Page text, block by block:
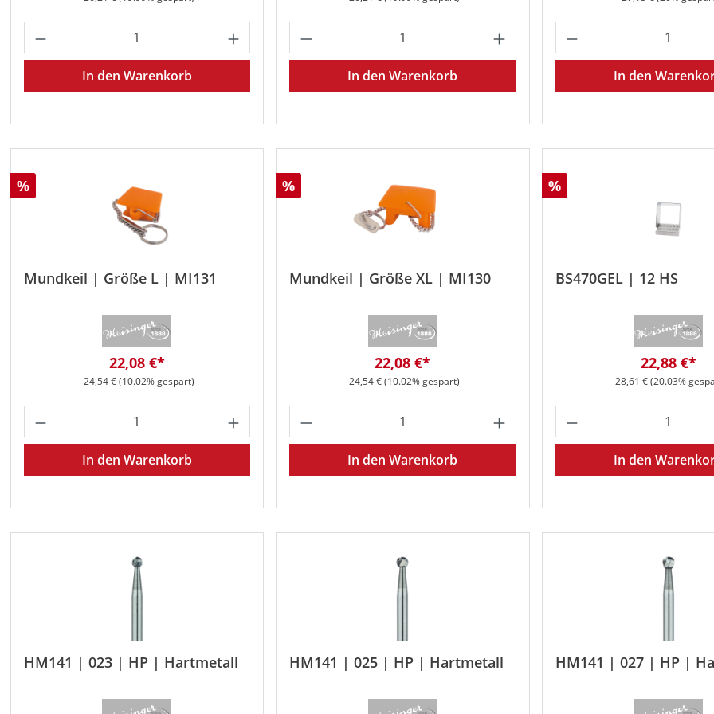
Produkt Anzahl: Gib den gewünschten Wert ein oder benutze die
In den Warenkorb
Produkt Anzahl: Gib den gewünschten Wert
In den Warenkorb
Produkt Anzahl:
In den
Rabatt
%
Mundkeil | Größe L | MI131
Verkaufspreis:
22,08 €*
Regulärer Preis:
24,54 €(10.02% gespart)
Produkt Anzahl: Gib den gewünschten Wert ein oder benutze die
In den Warenkorb
Rabatt
%
Mundkeil | Größe XL | MI130
Verkaufspreis:
22,08 €*
Regulärer Preis:
24,54 €(10.02% gespart)
Produkt Anzahl: Gib den gewünschten Wert
In den Warenkorb
Rabatt
%
BS470GEL | 12 HS
22,88 €*
Regulärer Preis:
28,61 €(20.03%
Produkt Anzahl:
In den
HM141 | 023 | HP | Hartmetall HM141 | 025 | HP | Hartmetall HM141 | 027 | HP |